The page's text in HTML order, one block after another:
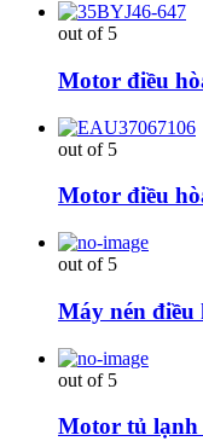
out of 5
Motor điều
out of 5
Motor điều
out of 5
Máy nén điều
out of 5
Motor tủ lạnh